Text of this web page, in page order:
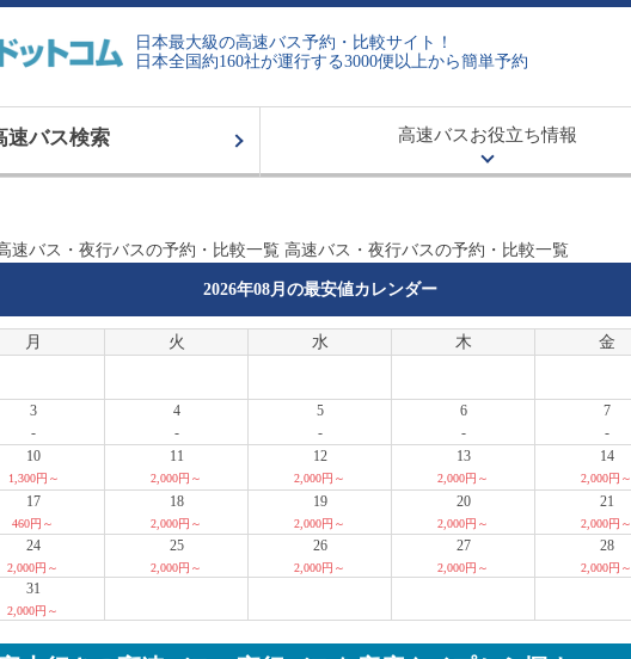
日本最大級の高速バス予約・比較サイト！
日本全国約160社が運行する3000便以上から簡単予約
速バス検索 高速バスお役立ち情報
バス・夜行バスの予約・比較一覧 高速バス・夜行バスの予約・比較一覧
2026年08月の最安値カレンダー
月 火 水 木 金
3
-
4
-
5
-
6
-
7
-
10
1,300円～
11
2,000円～
12
2,000円～
13
2,000円～
14
2,000円～
17
460円～
18
2,000円～
19
2,000円～
20
2,000円～
21
2,000円～
24
2,000円～
25
2,000円～
26
2,000円～
27
2,000円～
28
2,000円～
31
2,000円～